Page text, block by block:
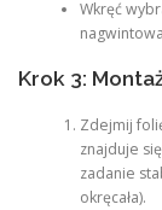
Wkręć
Krok 3:
Zdejmij
znajduje
zadanie
okręcała).